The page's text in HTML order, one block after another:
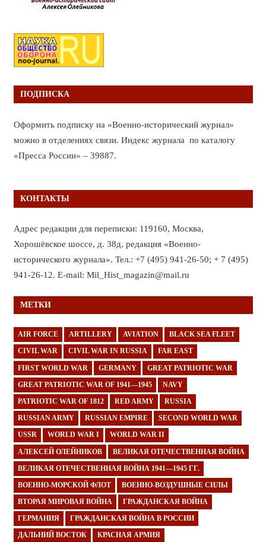
ПОДПИСКА
Оформить подписку на «Военно-исторический журнал»
можно в отделениях связи. Индекс журнала по каталогу
«Пресса России» – 39887.
КОНТАКТЫ
Адрес редакции для переписки: 119160, Москва,
Хорошёвское шоссе, д. 38д, редакция «Военно-
исторического журнала». Тел.: +7 (495) 941-26-50; + 7 (495)
941-26-12. E-mail: Mil_Hist_magazin@mail.ru
МЕТКИ
AIR FORCE ARTILLERY AVIATION BLACK SEA FLEET
CIVIL WAR CIVIL WAR IN RUSSIA FAR EAST
FIRST WORLD WAR GERMANY GREAT PATRIOTIC WAR
GREAT PATRIOTIC WAR OF 1941—1945 NAVY
PATRIOTIC WAR OF 1812 RED ARMY RUSSIA
RUSSIAN ARMY RUSSIAN EMPIRE SECOND WORLD WAR
USSR WORLD WAR I WORLD WAR II
АЛЕКСЕЙ ОЛЕЙНИКОВ ВЕЛИКАЯ ОТЕЧЕСТВЕННАЯ ВОЙНА
ВЕЛИКАЯ ОТЕЧЕСТВЕННАЯ ВОЙНА 1941—1945 ГГ.
ВОЕННО-МОРСКОЙ ФЛОТ ВОЕННО-ВОЗДУШНЫЕ СИЛЫ
ВТОРАЯ МИРОВАЯ ВОЙНА ГРАЖДАНСКАЯ ВОЙНА
ГЕРМАНИЯ ГРАЖДАНСКАЯ ВОЙНА В РОССИИ
ДАЛЬНИЙ ВОСТОК КРАСНАЯ АРМИЯ